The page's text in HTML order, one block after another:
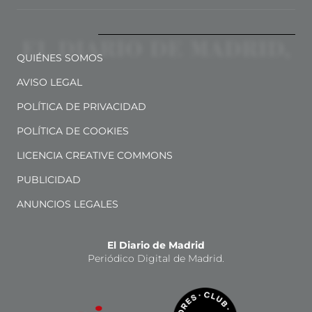
QUIÉNES SOMOS
AVISO LEGAL
POLÍTICA DE PRIVACIDAD
POLÍTICA DE COOKIES
LICENCIA CREATIVE COMMONS
PUBLICIDAD
ANUNCIOS LEGALES
El Diario de Madrid
Periódico Digital de Madrid.